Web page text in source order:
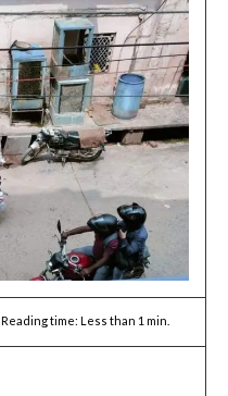
Reading time: Less than 1min.